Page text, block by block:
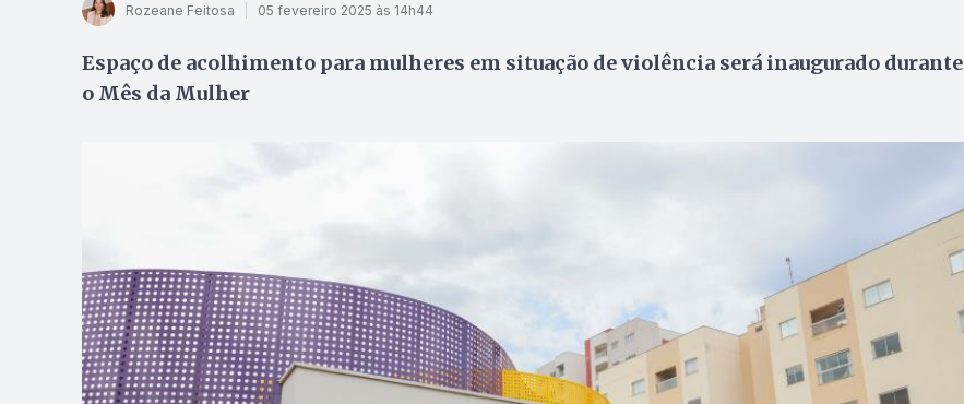
Rozeane Feitosa 05 fevereiro 2025 às 14h44
Espaço de acolhimento para mulheres em situação de violência será inaugurado durante
o Mês da Mulher